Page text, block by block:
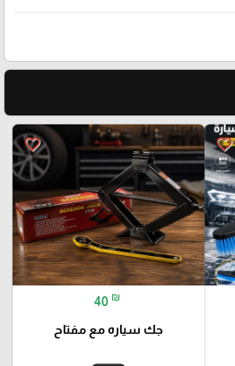
favorite_border
favorite_border
40 ₪
جك سياره مع مفتاح